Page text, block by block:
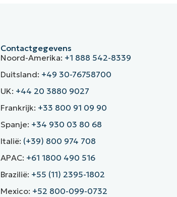
Contactgegevens
Noord-Amerika: +1 888 542-8339
Duitsland: +49 30-76758700
UK: +44 20 3880 9027
Frankrijk: +33 800 91 09 90
Spanje: +34 930 03 80 68
Italië: (+39) 800 974 708
APAC: +61 1800 490 516
Brazilië: +55 (11) 2395-1802
Mexico: +52 800-099-0732